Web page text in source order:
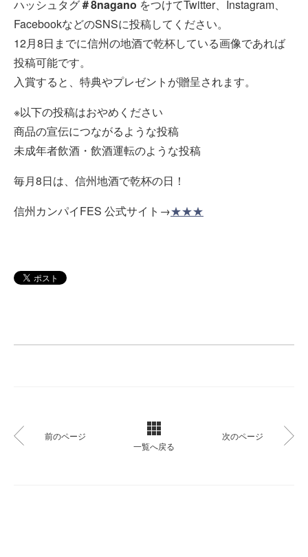
ハッシュタグ＃8nagano をつけてTwitter、Instagram、
FacebookなどのSNSに投稿してください。
12月8日までに信州の地酒で乾杯している画像であれば
投稿可能です。
入賞すると、特典やプレゼントが贈呈されます。
※以下の投稿はおやめください
商品の宣伝につながるような投稿
未成年者飲酒・飲酒運転のような投稿
毎月8日は、信州地酒で乾杯の日！
信州カンパイFES 公式サイト→★★★
前のページ
一覧へ戻る
次のページ